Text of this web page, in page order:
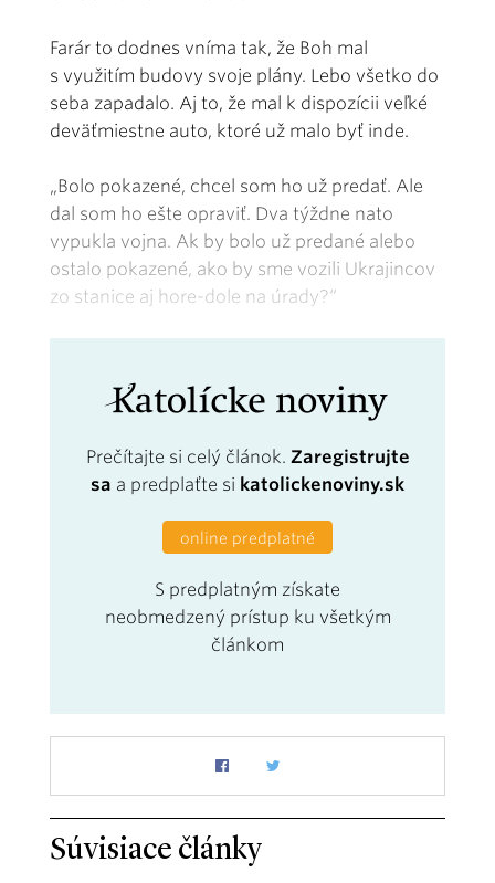
Farár to dodnes vníma tak, že Boh mal
s využitím budovy svoje plány. Lebo všetko do
seba zapadalo. Aj to, že mal k dispozícii veľké
deväťmiestne auto, ktoré už malo byť inde.
„Bolo pokazené, chcel som ho už predať. Ale
dal som ho ešte opraviť. Dva týždne nato
vypukla vojna. Ak by bolo už predané alebo
ostalo pokazené, ako by sme vozili Ukrajincov
zo stanice aj hore-dole na úrady?“
Prečítajte si celý článok. Zaregistrujte
sa a predplaťte si katolickenoviny.sk
online predplatné
S predplatným získate
neobmedzený prístup ku všetkým
článkom
Súvisiace články